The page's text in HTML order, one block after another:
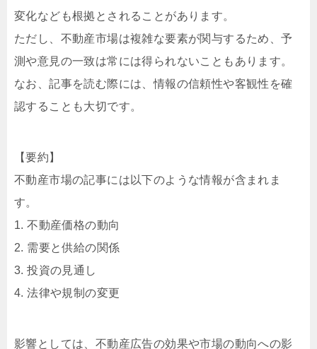
変化なども根拠とされることがあります。
ただし、不動産市場は複雑な要素が関与するため、予
測や意見の一致は常には得られないこともあります。
なお、記事を読む際には、情報の信頼性や客観性を確
認することも大切です。
【要約】
不動産市場の記事には以下のような情報が含まれま
す。
1. 不動産価格の動向
2. 需要と供給の関係
3. 投資の見通し
4. 法律や規制の変更
影響としては、不動産広告の効果や市場の動向への影